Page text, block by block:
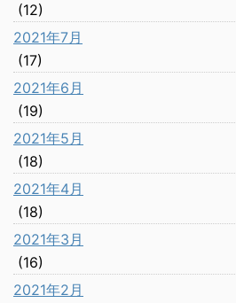
(12)
2021年7月
(17)
2021年6月
(19)
2021年5月
(18)
2021年4月
(18)
2021年3月
(16)
2021年2月